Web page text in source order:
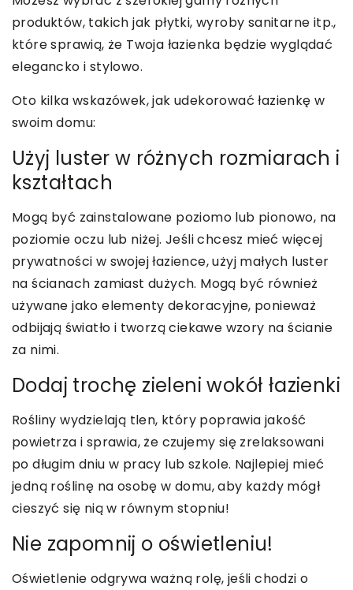
produktów, takich jak płytki, wyroby sanitarne itp.,
które sprawią, że Twoja łazienka będzie wyglądać
elegancko i stylowo.
Oto kilka wskazówek, jak udekorować łazienkę w
swoim domu:
Użyj luster w różnych rozmiarach i
kształtach
Mogą być zainstalowane poziomo lub pionowo, na
poziomie oczu lub niżej. Jeśli chcesz mieć więcej
prywatności w swojej łazience, użyj małych luster
na ścianach zamiast dużych. Mogą być również
używane jako elementy dekoracyjne, ponieważ
odbijają światło i tworzą ciekawe wzory na ścianie
za nimi.
Dodaj trochę zieleni wokół łazienki
Rośliny wydzielają tlen, który poprawia jakość
powietrza i sprawia, że czujemy się zrelaksowani
po długim dniu w pracy lub szkole. Najlepiej mieć
jedną roślinę na osobę w domu, aby każdy mógł
cieszyć się nią w równym stopniu!
Nie zapomnij o oświetleniu!
Oświetlenie odgrywa ważną rolę, jeśli chodzi o